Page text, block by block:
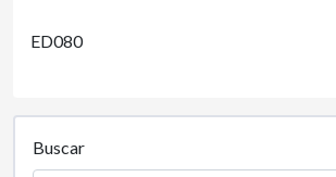
ED080
Buscar